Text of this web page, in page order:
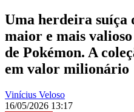
Uma herdeira suíça
maior e mais
de Pokémon. A
em valor milionário
Vinícius Veloso
16/05/2026 13:17